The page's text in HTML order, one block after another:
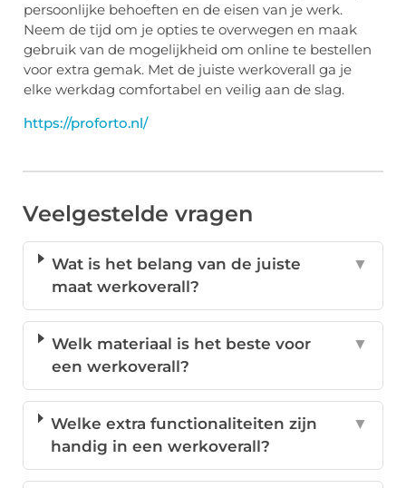
persoonlijke behoeften en de eisen van je werk.
Neem de tijd om je opties te overwegen en maak
gebruik van de mogelijkheid om online te bestellen
voor extra gemak. Met de juiste werkoverall ga je
elke werkdag comfortabel en veilig aan de slag.
https://proforto.nl/
Veelgestelde vragen
Wat is het belang van de juiste
maat werkoverall?
▼
Welk materiaal is het beste voor
een werkoverall?
▼
Welke extra functionaliteiten zijn
handig in een werkoverall?
▼